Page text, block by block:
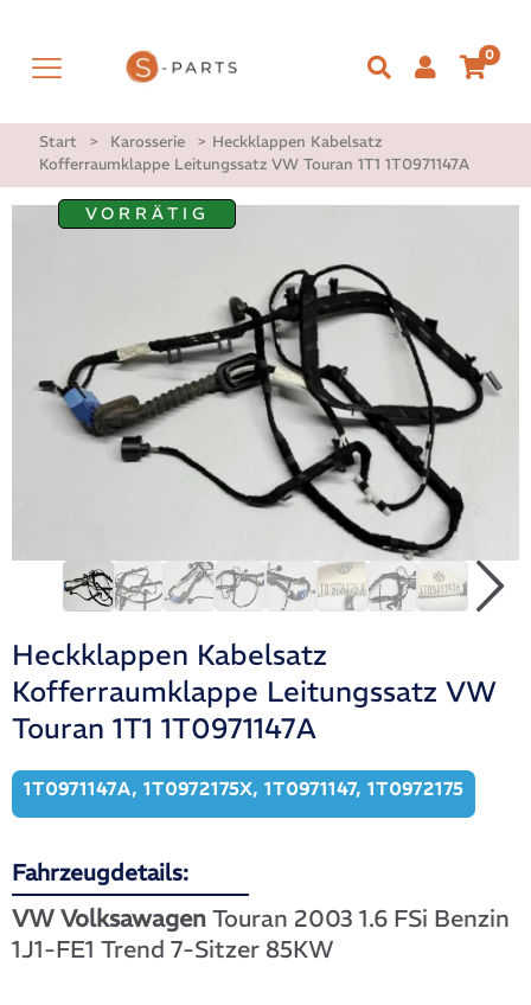
0
Start > Karosserie > Heckklappen Kabelsatz
Kofferraumklappe Leitungssatz VW Touran 1T1 1T0971147A
VORRÄTIG
Heckklappen Kabelsatz
Kofferraumklappe Leitungssatz VW
Touran 1T1 1T0971147A
1T0971147A, 1T0972175X, 1T0971147, 1T0972175
Fahrzeugdetails:
VW Volksawagen Touran 2003 1.6 FSi Benzin
1J1-FE1 Trend 7-Sitzer 85KW